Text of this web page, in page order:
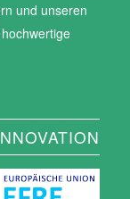
und unseren